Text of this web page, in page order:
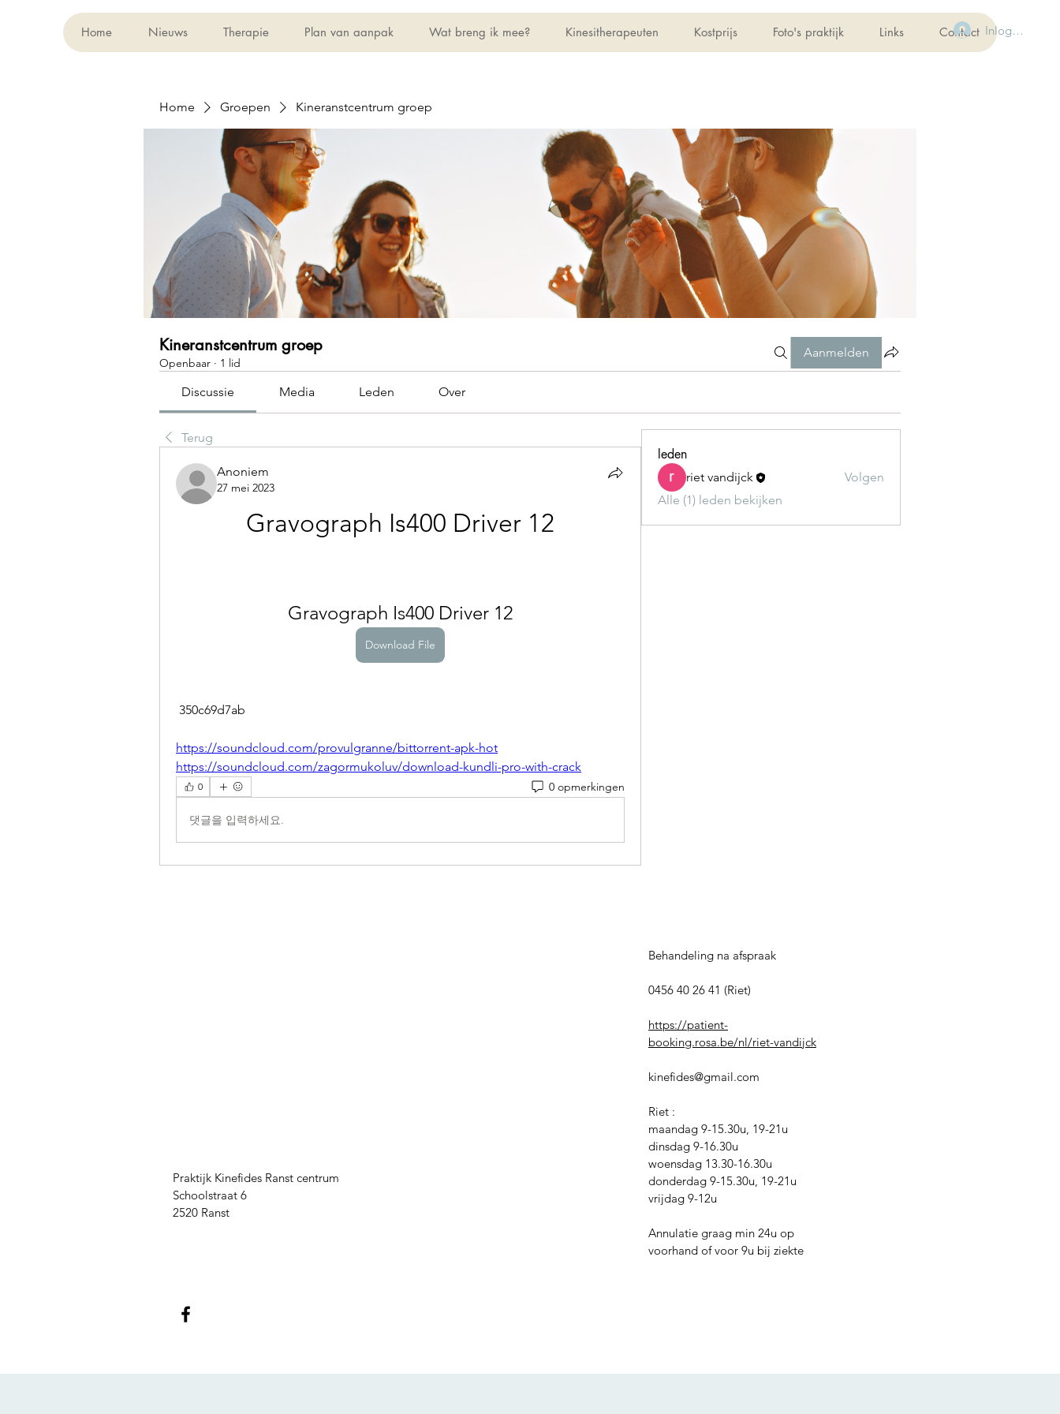
Inloggen
Home Nieuws Therapie Plan van aanpak Wat breng ik mee? Kinesitherapeuten Kostprijs Foto's praktijk Links Contact
Home Groepen Kineranstcentrum groep
Kineranstcentrum groep
Openbaar · 1 lid
Aanmelden
Discussie Media Leden Over
Terug
Anoniem
27 mei 2023
Gravograph Is400 Driver 12
Gravograph Is400 Driver 12
Download File
350c69d7ab
https://soundcloud.com/provulgranne/bittorrent-apk-hot
https://soundcloud.com/zagormukoluv/download-kundli-pro-with-crack
0 0 opmerkingen
댓글을 입력하세요.
leden
riet vandijck
Volgen
Alle (1) leden bekijken
Praktijk Kinefides Ranst centrum
Schoolstraat 6
2520 Ranst
Behandeling na afspraak
0456 40 26 41 (Riet)
https://patient-
booking.rosa.be/nl/riet-vandijck
kinefides@gmail.com
Riet :
maandag 9-15.30u, 19-21u
dinsdag 9-16.30u
woensdag 13.30-16.30u
donderdag 9-15.30u, 19-21u
vrijdag 9-12u
Annulatie graag min 24u op
voorhand of voor 9u bij ziekte